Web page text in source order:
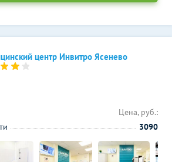
центр Инвитро Ясенево
Цена, руб.:
3090